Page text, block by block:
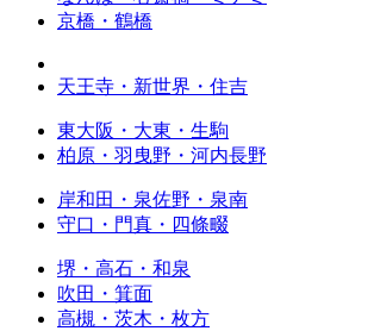
京橋・鶴橋
天王寺・新世界・住吉
東大阪・大東・生駒
柏原・羽曳野・河内長野
岸和田・泉佐野・泉南
守口・門真・四條畷
堺・高石・和泉
吹田・箕面
高槻・茨木・枚方